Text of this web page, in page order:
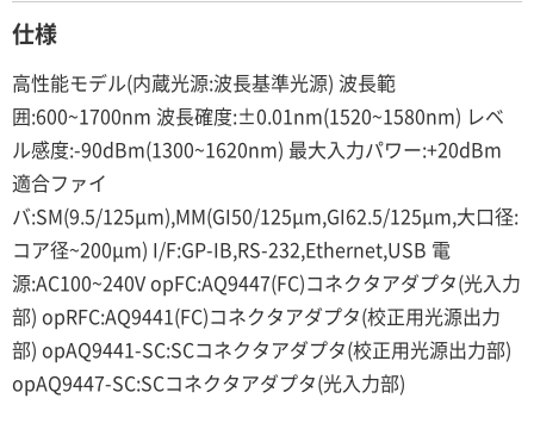
仕様
高性能モデル(内蔵光源:波長基準光源) 波長範
囲:600~1700nm 波長確度:±0.01nm(1520~1580nm) レベ
ル感度:-90dBm(1300~1620nm) 最大入力パワー:+20dBm
適合ファイ
バ:SM(9.5/125μm),MM(GI50/125μm,GI62.5/125μm,大口径:
コア径~200μm) I/F:GP-IB,RS-232,Ethernet,USB 電
源:AC100~240V opFC:AQ9447(FC)コネクタアダプタ(光入力
部) opRFC:AQ9441(FC)コネクタアダプタ(校正用光源出力
部) opAQ9441-SC:SCコネクタアダプタ(校正用光源出力部)
opAQ9447-SC:SCコネクタアダプタ(光入力部)